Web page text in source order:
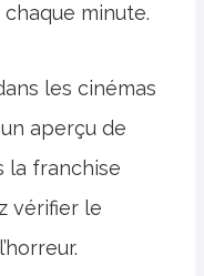
minute.
les cinémas
aperçu de
la franchise
vérifier le